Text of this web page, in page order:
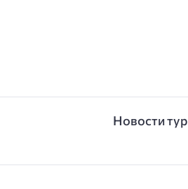
Новости